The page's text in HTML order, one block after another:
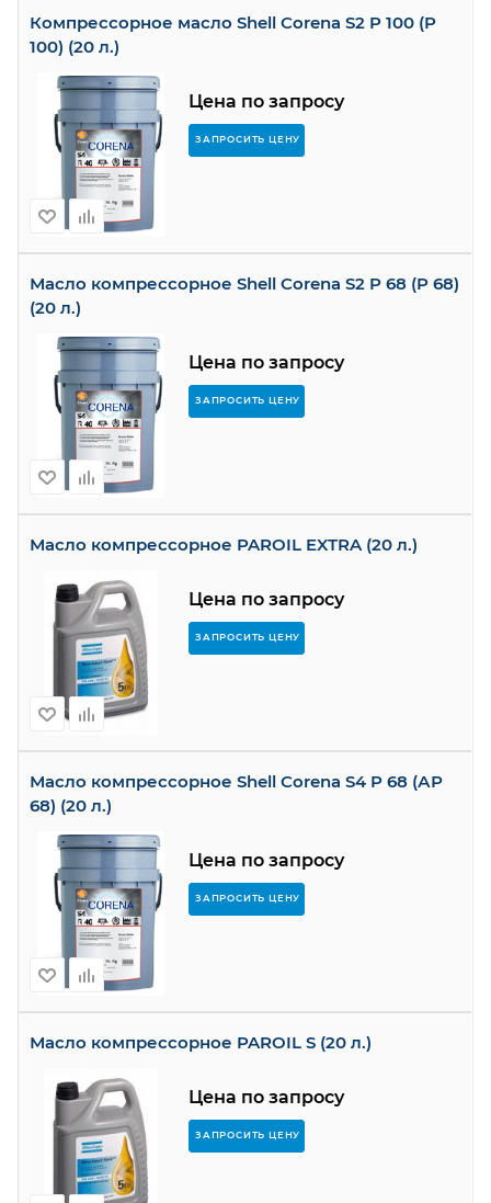
Компрессорное масло Shell Corena S2 P 100 (P
100) (20 л.)
Цена по запросу
ЗАПРОСИТЬ ЦЕНУ
Масло компрессорное Shell Corena S2 P 68 (P 68)
(20 л.)
Цена по запросу
ЗАПРОСИТЬ ЦЕНУ
Масло компрессорное PAROIL EXTRA (20 л.)
Цена по запросу
ЗАПРОСИТЬ ЦЕНУ
Масло компрессорное Shell Corena S4 P 68 (АР
68) (20 л.)
Цена по запросу
ЗАПРОСИТЬ ЦЕНУ
Масло компрессорное PAROIL S (20 л.)
Цена по запросу
ЗАПРОСИТЬ ЦЕНУ